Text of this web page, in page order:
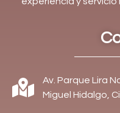
Av. Parque Lira
Miguel Hidalgo,